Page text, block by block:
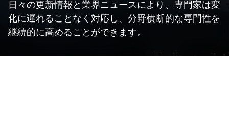
日々の更新情報と業界ニュースにより、専門家は変
化に遅れることなく対応し、分野横断的な専門性を
継続的に高めることができます。